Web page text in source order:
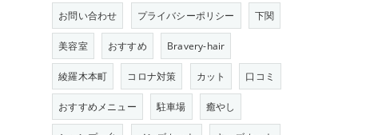
お問い合わせ プライバシーポリシー 下関
美容室 おすすめ Bravery-hair
綾羅木本町 コロナ対策 カット 口コミ
おすすめメニュー 駐車場 癒やし